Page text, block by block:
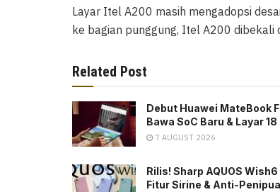
Layar Itel A200 masih mengadopsi
ke bagian punggung, Itel A200 dibekali
Related Post
Debut Huawei MateBook
Bawa SoC Baru & Layar 18
7 AUGUST 2026
Rilis! Sharp AQUOS Wish6
Fitur Sirine & Anti-